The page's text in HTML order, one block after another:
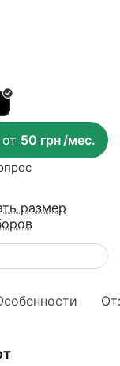
50 грн/мес.
размер